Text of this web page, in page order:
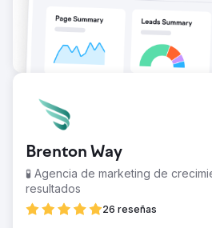
Brenton Way
🧪 Agencia de marketing de
resultados
26 reseñas